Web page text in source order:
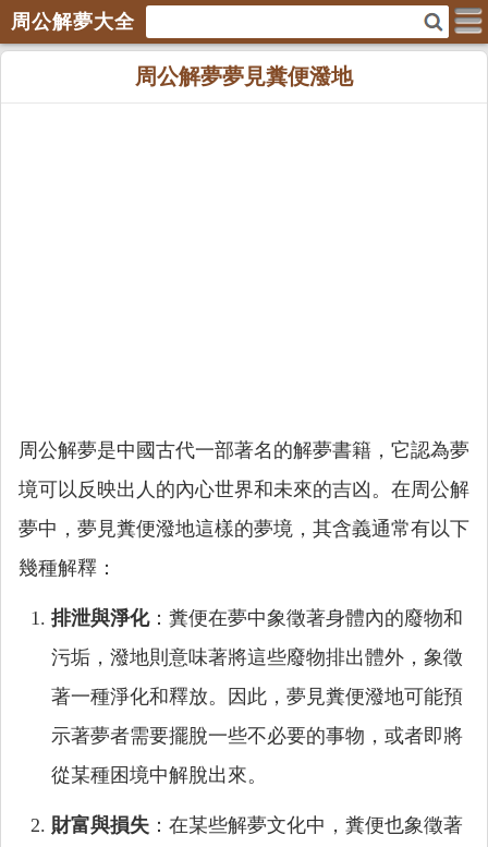
周公解夢大全
周公解夢夢見糞便潑地
周公解夢是中國古代一部著名的解夢書籍，它認為夢
境可以反映出人的內心世界和未來的吉凶。在周公解
夢中，夢見糞便潑地這樣的夢境，其含義通常有以下
幾種解釋：
排泄與淨化：糞便在夢中象徵著身體內的廢物和
污垢，潑地則意味著將這些廢物排出體外，象徵
著一種淨化和釋放。因此，夢見糞便潑地可能預
示著夢者需要擺脫一些不必要的事物，或者即將
從某種困境中解脫出來。
財富與損失 ：在某些解夢文化中，糞便也象徵著